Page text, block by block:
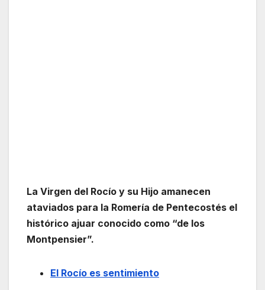
La Virgen del Rocío y su Hijo amanecen
ataviados para la Romería de Pentecostés el
histórico ajuar conocido como “de los
Montpensier”.
El Rocío es sentimiento